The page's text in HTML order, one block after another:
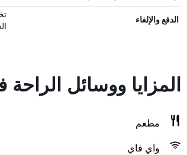
الدفع والإلغاء
المزايا ووسائل
مطعم
واي فاي